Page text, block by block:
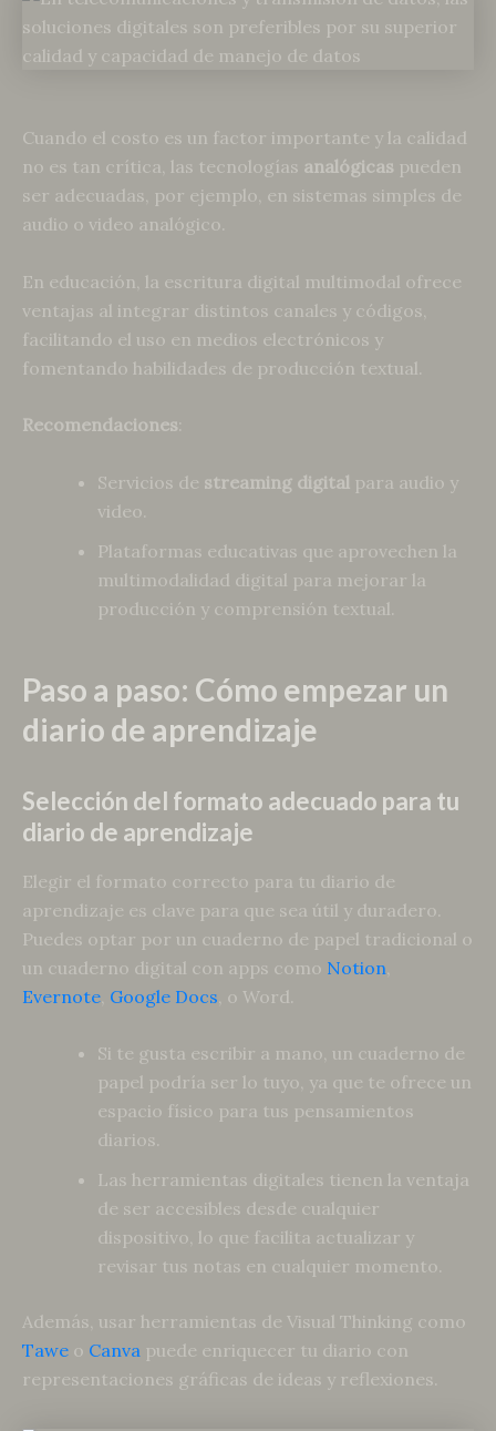
Cuando el costo es un factor importante y la calidad
no es tan crítica, las tecnologías analógicas pueden
ser adecuadas, por ejemplo, en sistemas simples de
audio o video analógico.
En educación, la escritura digital multimodal ofrece
ventajas al integrar distintos canales y códigos,
facilitando el uso en medios electrónicos y
fomentando habilidades de producción textual.
Recomendaciones:
Servicios de streaming digital para audio y
video.
Plataformas educativas que aprovechen la
multimodalidad digital para mejorar la
producción y comprensión textual.
Paso a paso: Cómo empezar un
diario de aprendizaje
Selección del formato adecuado para tu
diario de aprendizaje
Elegir el formato correcto para tu diario de
aprendizaje es clave para que sea útil y duradero.
Puedes optar por un cuaderno de papel tradicional o
un cuaderno digital con apps como Notion
Evernote Google Docs , o Word.
Si te gusta escribir a mano, un cuaderno de
papel podría ser lo tuyo, ya que te ofrece un
espacio físico para tus pensamientos
diarios.
Las herramientas digitales tienen la ventaja
de ser accesibles desde cualquier
dispositivo, lo que facilita actualizar y
revisar tus notas en cualquier momento.
Además, usar herramientas de Visual Thinking como
Tawe o Canva puede enriquecer tu diario con
representaciones gráficas de ideas y reflexiones.